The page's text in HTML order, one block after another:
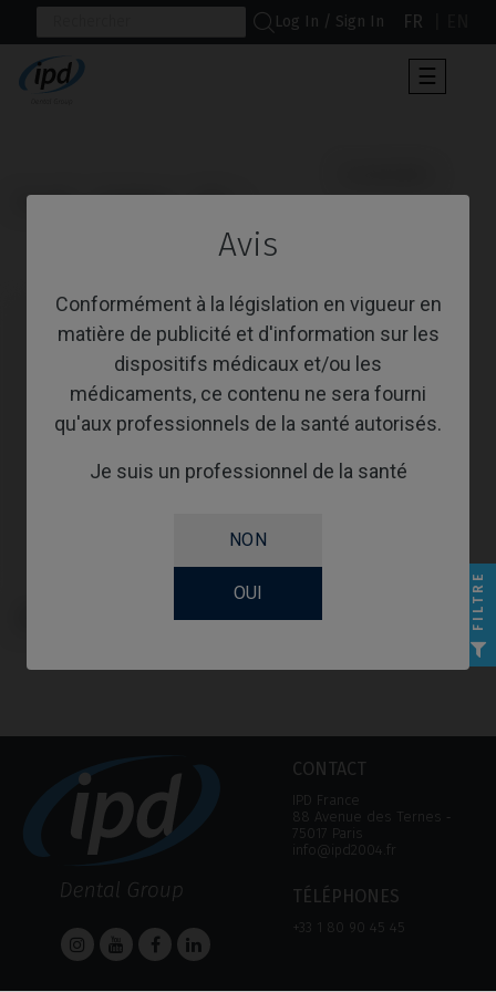
Avis
Conformément à la législation en vigueur en
matière de publicité et d'information sur les
dispositifs médicaux et/ou les
médicaments, ce contenu ne sera fourni
qu'aux professionnels de la santé autorisés.
Je suis un professionnel de la santé
NON
OUI
Log In / Sign In FR
Toggle
☰
Accueil Systèmes UFII
Scanbodies
CONTACT
IPD France
88 Avenue des Ternes ‑
75017 Paris
info@ipd2004.fr
TÉLÉPHONES
+33 1 80 90 45 45
FILTRE